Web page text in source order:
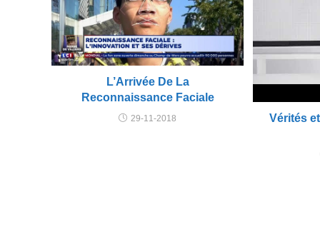
L’Arrivée De La
Reconnaissance Faciale
29-11-2018
Vérités